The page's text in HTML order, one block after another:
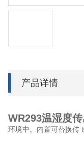
产品详情
WR293温湿度
环境中。内置可替换传